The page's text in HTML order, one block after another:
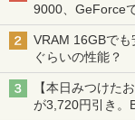
9000、GeForce
VRAM 16GBで
ぐらいの性能？
【本日みつけた
が3,720円引き。